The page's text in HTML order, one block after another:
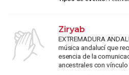
Ziryab
EXTREMADURA
música andalucí que
esencia de la
ancestrales con vínculo